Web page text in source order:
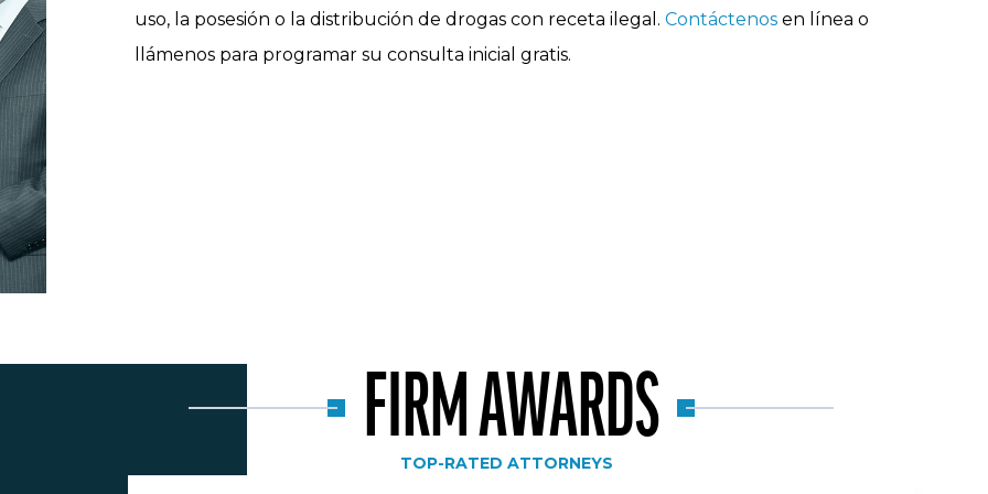
uso, la posesión o la distribución de drogas con receta ilegal. Contáctenosen línea o
llámenos para programar su consulta inicial gratis.
FIRM AWARDS
TOP-RATED ATTORNEYS